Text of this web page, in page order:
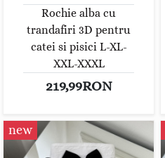
Rochie alba cu
trandafiri 3D pentru
catei si pisici L-XL-
XXL-XXXL
219,99RON
new